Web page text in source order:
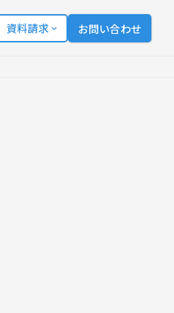
資料請求 お問い合わせ